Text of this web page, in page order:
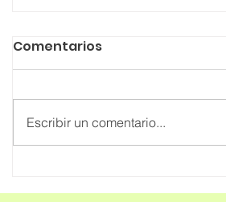
¿ahora qué?
Comentarios
Escribir un comentario...